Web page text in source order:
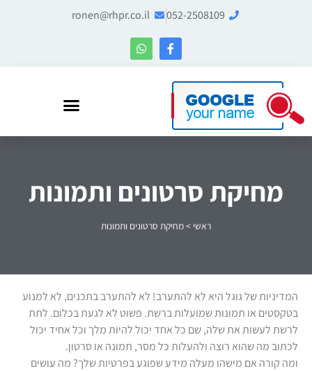
052-2508109
ronen@rhpr.co.il
מחיקת סרטונים ותמונות
ראשי >מחיקת סרטונים ותמונות
המדיניות של גוגל היא לא להתערב! לא להתערב בתכנים, לא למנוע
בטקסטים או תמונות שמועלות ברשת. פשוט לא לגעת בכלום. לתת
לרשת לעשות את שלה, שם כל אחד יכול להיות מלך וכל אחיד יכול
לכתוב מה שהוא רוצה ולהעלות כל מסר, תמונה או סרטון.
ומה קורה אם מישהו מעלה מידע שפוגע בפרטיות שלך? מה עושים